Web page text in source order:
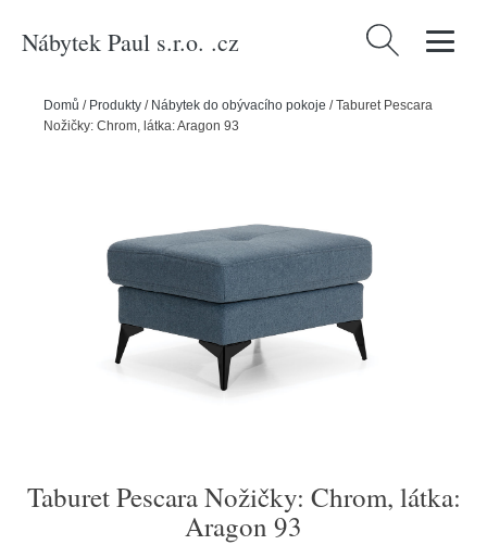
Nábytek Paul s.r.o. .cz Vyhledávání
Domů / Produkty / Nábytek do obývacího pokoje /Taburet Pescara
Nožičky: Chrom, látka: Aragon 93
Taburet Pescara Nožičky: Chrom, látka:
Aragon 93